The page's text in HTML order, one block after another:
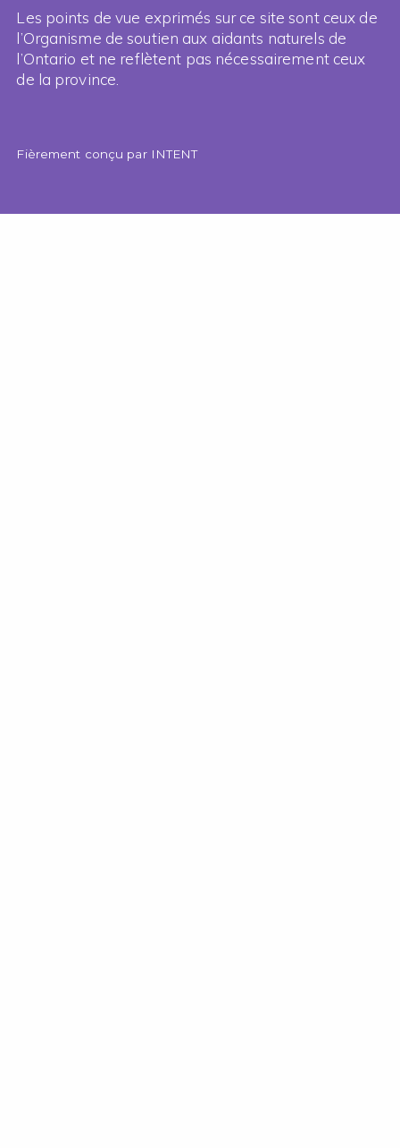
Les points de vue exprimés sur ce site sont ceux de
l’Organisme de soutien aux aidants naturels de
l’Ontario et ne reflètent pas nécessairement ceux
de la province.
Fièrement conçu par INTENT